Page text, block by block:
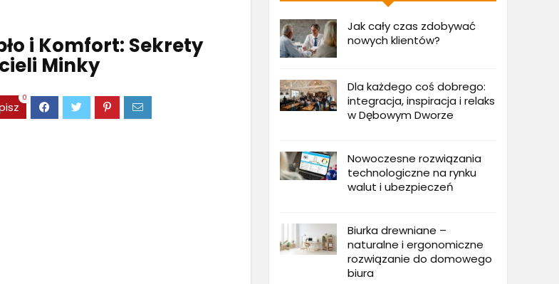
i Komfort: Sekrety
Minky
0
Jak cały czas zdobywać
nowych klientów?
Dla każdego coś dobrego:
integracja, inspiracja i relaks
w Dębowym Dworze
Nowoczesne rozwiązania
technologiczne na rynku
walut i ubezpieczeń
Biurka drewniane –
naturalne i ergonomiczne
rozwiązanie do domowego
biura